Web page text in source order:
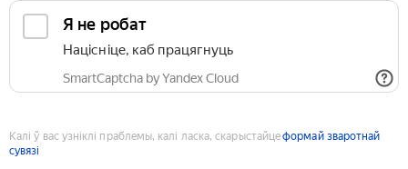
Я не робат
Націсніце, каб працягнуць
SmartCaptcha by Yandex Cloud
Калі ў вас узніклі праблемы, калі ласка, скарыстайцеформай зваротнай
сувязі